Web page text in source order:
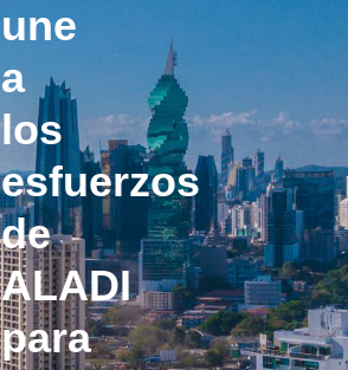
une
a
los
esfuerzos
de
ALADI
para